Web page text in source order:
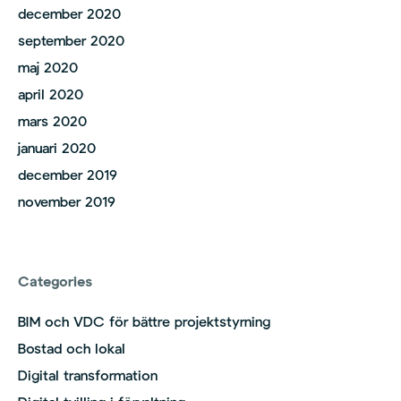
december 2020
september 2020
maj 2020
april 2020
mars 2020
januari 2020
december 2019
november 2019
Categories
BIM och VDC för bättre projektstyrning
Bostad och lokal
Digital transformation